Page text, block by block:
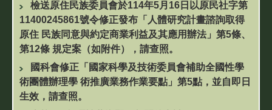
檢送原住民族委員會於114年5月16日以原民社字第
11400245861號令修正發布「人體研究計畫諮詢取得
原住 民族同意與約定商業利益及其應用辦法」第5條、
第12條 規定案（如附件），請查照。
國科會修正「國家科學及技術委員會補助全國性學
術團體辦理學 術推廣業務作業要點」第5點，並自即日
生效，請查照。